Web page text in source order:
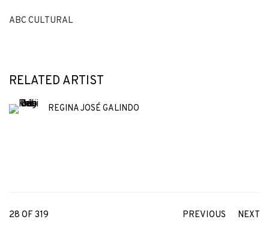
ABC CULTURAL
RELATED ARTIST
REGINA JOSÉ GALINDO
PREVIOUS NEXT
28 OF 319